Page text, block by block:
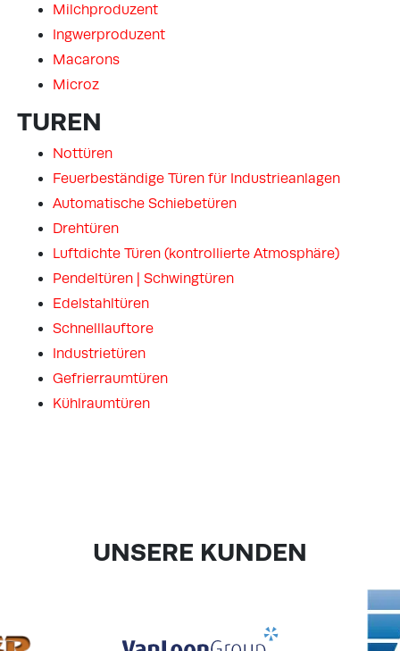
Milchproduzent
Ingwerproduzent
Macarons
Microz
TUREN
Nottüren
Feuerbeständige Türen für Industrieanlagen
Automatische Schiebetüren
Drehtüren
Luftdichte Türen (kontrollierte Atmosphäre)
Pendeltüren | Schwingtüren
Edelstahltüren
Schnelllauftore
Industrietüren
Gefrierraumtüren
Kühlraumtüren
UNSERE KUNDEN